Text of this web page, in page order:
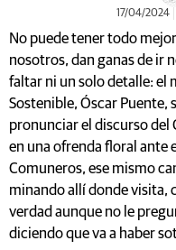
17/04/2024
No puede tener todo
nosotros, dan ganas de ir
faltar ni un solo detalle: el
Sostenible, Óscar Puente,
pronunciar el discurso del
en una ofrenda floral ante
Comuneros, ese mismo
minando allí donde visita,
verdad aunque no le
diciendo que va a haber